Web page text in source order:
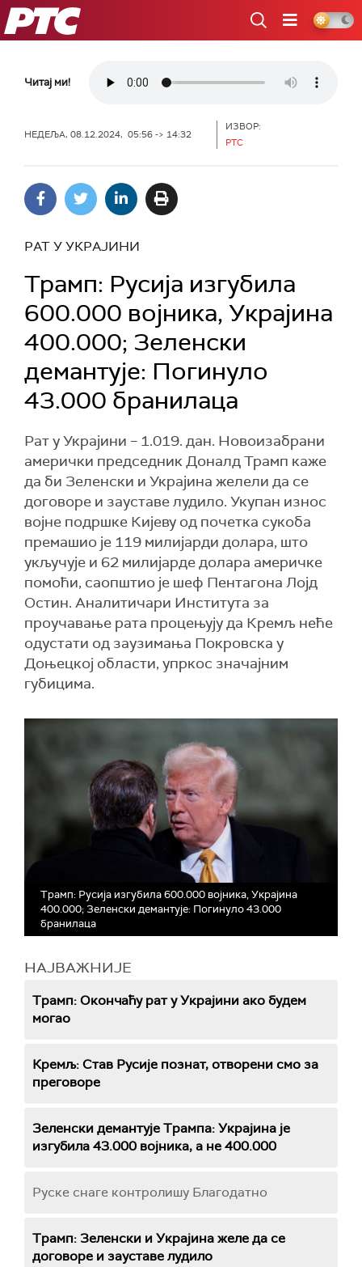
РТС
Читај ми!
НЕДЕЉА, 08.12.2024, 05:56 -> 14:32
ИЗВОР:
РТС
РАТ У УКРАЈИНИ
Трамп: Русија изгубила
600.000 војника, Украјина
400.000; Зеленски
демантује: Погинуло
43.000 бранилаца
Рат у Украјини – 1.019. дан. Новоизабрани
амерички председник Доналд Трамп каже
да би Зеленски и Украјина желели да се
договоре и зауставе лудило. Укупан износ
војне подршке Кијеву од почетка сукоба
премашио је 119 милијарди долара, што
укључује и 62 милијарде долара америчке
помоћи, саопштио је шеф Пентагона Лојд
Остин. Аналитичари Института за
проучавање рата процењују да Кремљ неће
одустати од заузимања Покровска у
Доњецкој области, упркос значајним
губицима.
Трамп: Русија изгубила 600.000 војника, Украјина
400.000; Зеленски демантује: Погинуло 43.000
бранилаца
НАЈВАЖНИЈЕ
Трамп: Окончаћу рат у Украјини ако будем
могао
Кремљ: Став Русије познат, отворени смо за
преговоре
Зеленски демантује Трампа: Украјина је
изгубила 43.000 војника, а не 400.000
Руске снаге контролишу Благодатно
Трамп: Зеленски и Украјина желе да се
договоре и зауставе лудило